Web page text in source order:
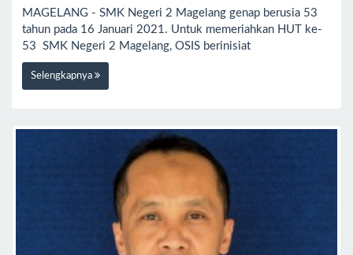
MAGELANG - SMK Negeri 2 Magelang genap berusia 53
tahun pada 16 Januari 2021. Untuk memeriahkan HUT ke-
53 SMK Negeri 2 Magelang, OSIS berinisiat
Selengkapnya